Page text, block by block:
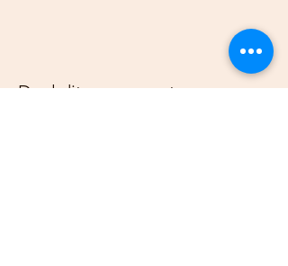
Deel dit evenement